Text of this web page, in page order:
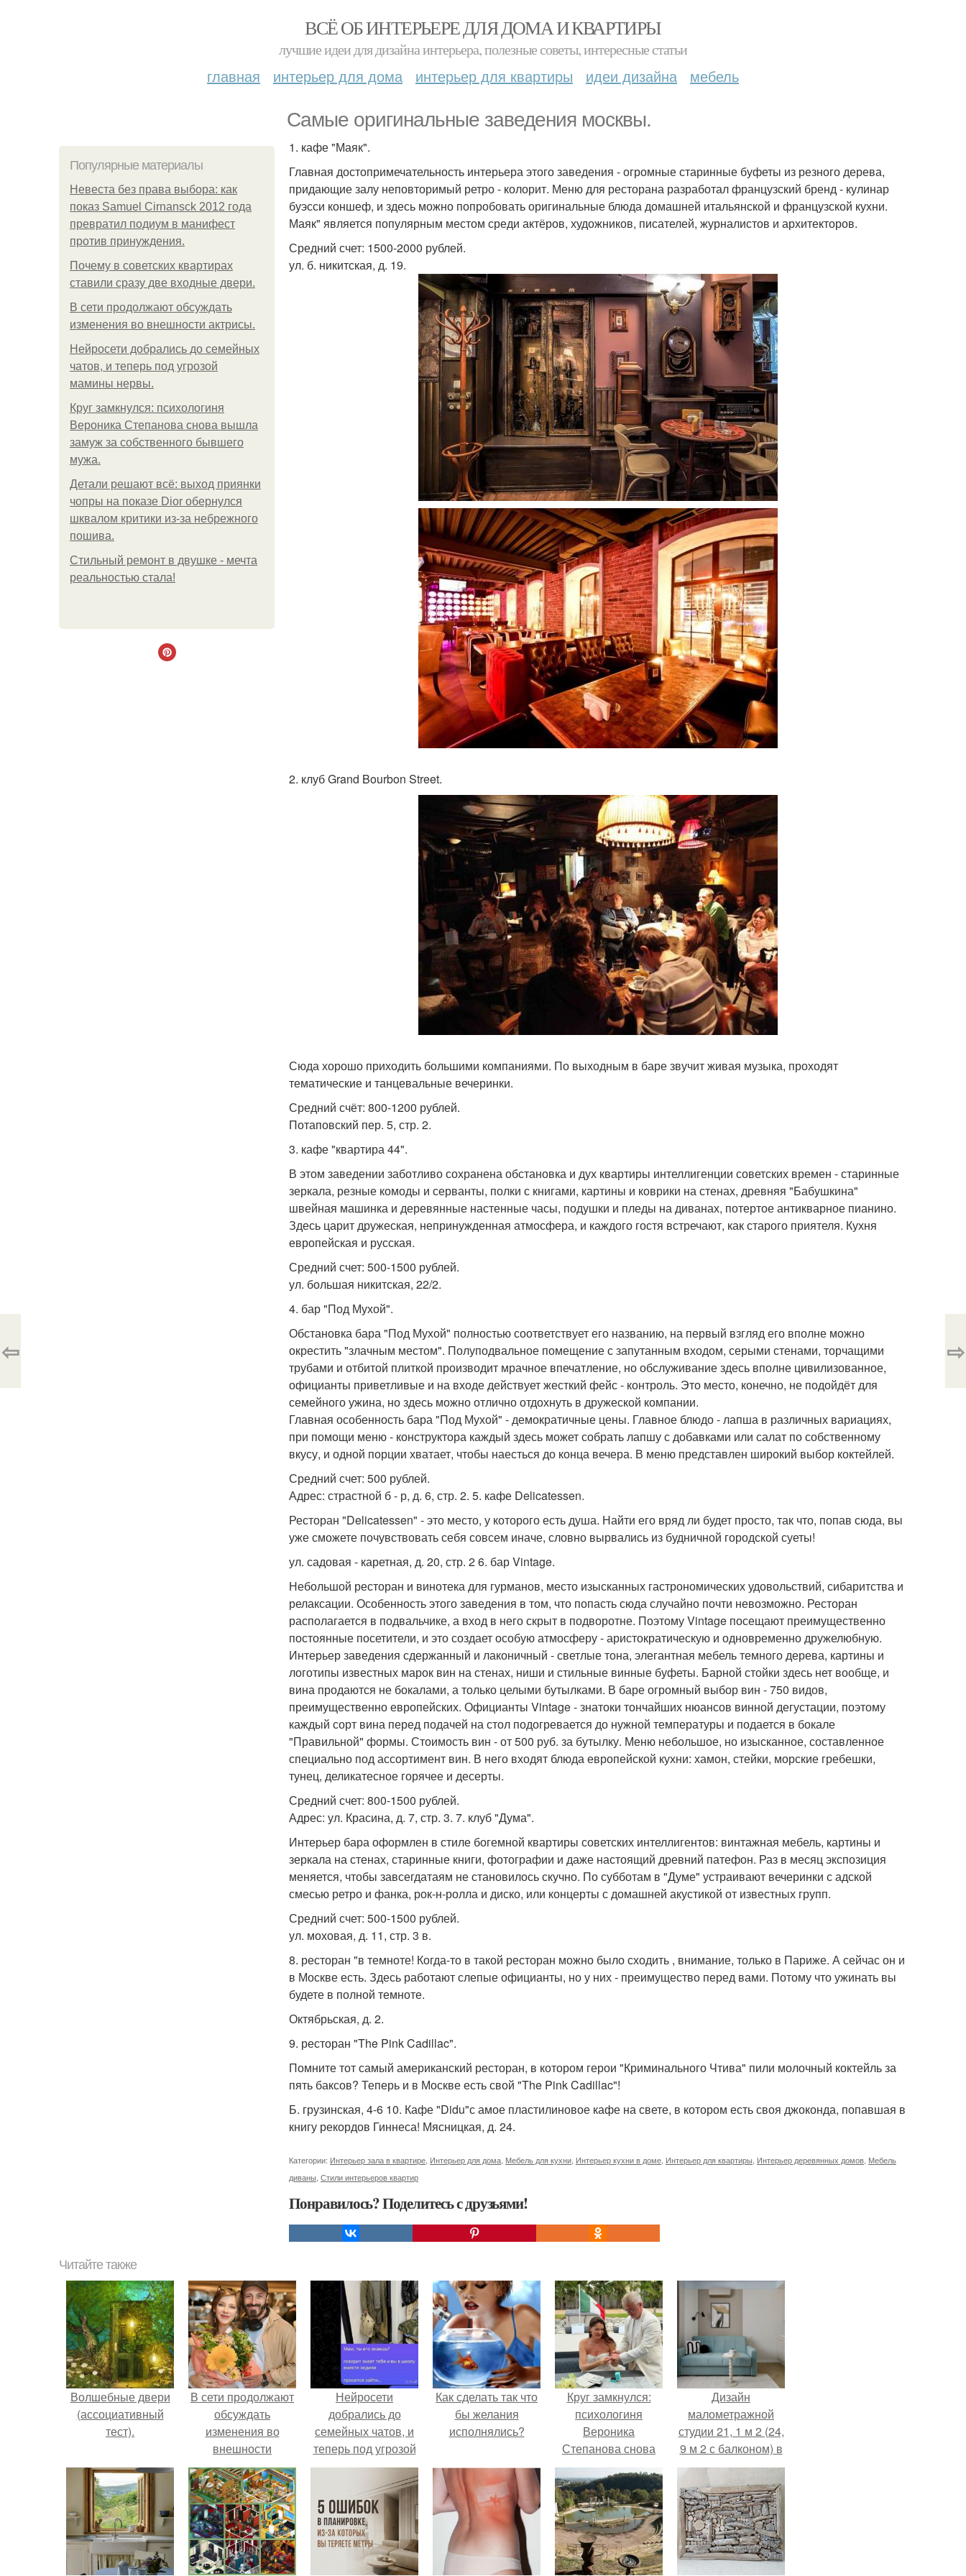
ВСЁ ОБ ИНТЕРЬЕРЕ ДЛЯ ДОМА И КВАРТИРЫ
лучшие идеи для дизайна интерьера, полезные советы, интересные статьи
главная интерьер для дома интерьер для квартиры идеи дизайна мебель
Самые оригинальные заведения москвы.
Популярные материалы
Невеста без права выбора: как
показ Samuel Cirnansck 2012 года
превратил подиум в манифест
против принуждения.
Почему в советских квартирах
ставили сразу две входные двери.
В сети продолжают обсуждать
изменения во внешности актрисы.
Нейросети добрались до семейных
чатов, и теперь под угрозой
мамины нервы.
Круг замкнулся: психологиня
Вероника Степанова снова вышла
замуж за собственного бывшего
мужа.
Детали решают всё: выход приянки
чопры на показе Dior обернулся
шквалом критики из-за небрежного
пошива.
Стильный ремонт в двушке - мечта
реальностью стала!
1. кафе "Маяк".
Главная достопримечательность интерьера этого заведения - огромные старинные буфеты из резного дерева,
придающие залу неповторимый ретро - колорит. Меню для ресторана разработал французский бренд - кулинар
буэсси коншеф, и здесь можно попробовать оригинальные блюда домашней итальянской и французской кухни.
Маяк" является популярным местом среди актёров, художников, писателей, журналистов и архитекторов.
Средний счет: 1500-2000 рублей.
ул. б. никитская, д. 19.
2. клуб Grand Bourbon Street.
Сюда хорошо приходить большими компаниями. По выходным в баре звучит живая музыка, проходят
тематические и танцевальные вечеринки.
Средний счёт: 800-1200 рублей.
Потаповский пер. 5, стр. 2.
3. кафе "квартира 44".
В этом заведении заботливо сохранена обстановка и дух квартиры интеллигенции советских времен - старинные
зеркала, резные комоды и серванты, полки с книгами, картины и коврики на стенах, древняя "Бабушкина"
швейная машинка и деревянные настенные часы, подушки и пледы на диванах, потертое антикварное пианино.
Здесь царит дружеская, непринужденная атмосфера, и каждого гостя встречают, как старого приятеля. Кухня
европейская и русская.
Средний счет: 500-1500 рублей.
ул. большая никитская, 22/2.
4. бар "Под Мухой".
Обстановка бара "Под Мухой" полностью соответствует его названию, на первый взгляд его вполне можно
окрестить "злачным местом". Полуподвальное помещение с запутанным входом, серыми стенами, торчащими
трубами и отбитой плиткой производит мрачное впечатление, но обслуживание здесь вполне цивилизованное,
официанты приветливые и на входе действует жесткий фейс - контроль. Это место, конечно, не подойдёт для
семейного ужина, но здесь можно отлично отдохнуть в дружеской компании.
Главная особенность бара "Под Мухой" - демократичные цены. Главное блюдо - лапша в различных вариациях,
при помощи меню - конструктора каждый здесь может собрать лапшу с добавками или салат по собственному
вкусу, и одной порции хватает, чтобы наесться до конца вечера. В меню представлен широкий выбор коктейлей.
Средний счет: 500 рублей.
Адрес: страстной б - р, д. 6, стр. 2. 5. кафе Delicatessen.
Ресторан "Delicatessen" - это место, у которого есть душа. Найти его вряд ли будет просто, так что, попав сюда, вы
уже сможете почувствовать себя совсем иначе, словно вырвались из будничной городской суеты!
ул. садовая - каретная, д. 20, стр. 2 6. бар Vintage.
Небольшой ресторан и винотека для гурманов, место изысканных гастрономических удовольствий, сибаритства и
релаксации. Особенность этого заведения в том, что попасть сюда случайно почти невозможно. Ресторан
располагается в подвальчике, а вход в него скрыт в подворотне. Поэтому Vintage посещают преимущественно
постоянные посетители, и это создает особую атмосферу - аристократическую и одновременно дружелюбную.
Интерьер заведения сдержанный и лаконичный - светлые тона, элегантная мебель темного дерева, картины и
логотипы известных марок вин на стенах, ниши и стильные винные буфеты. Барной стойки здесь нет вообще, и
вина продаются не бокалами, а только целыми бутылками. В баре огромный выбор вин - 750 видов,
преимущественно европейских. Официанты Vintage - знатоки тончайших нюансов винной дегустации, поэтому
каждый сорт вина перед подачей на стол подогревается до нужной температуры и подается в бокале
"Правильной" формы. Стоимость вин - от 500 руб. за бутылку. Меню небольшое, но изысканное, составленное
специально под ассортимент вин. В него входят блюда европейской кухни: хамон, стейки, морские гребешки,
тунец, деликатесное горячее и десерты.
Средний счет: 800-1500 рублей.
Адрес: ул. Красина, д. 7, стр. 3. 7. клуб "Дума".
Интерьер бара оформлен в стиле богемной квартиры советских интеллигентов: винтажная мебель, картины и
зеркала на стенах, старинные книги, фотографии и даже настоящий древний патефон. Раз в месяц экспозиция
меняется, чтобы завсегдатаям не становилось скучно. По субботам в "Думе" устраивают вечеринки с адской
смесью ретро и фанка, рок-н-ролла и диско, или концерты с домашней акустикой от известных групп.
Средний счет: 500-1500 рублей.
ул. моховая, д. 11, стр. 3 в.
8. ресторан "в темноте! Когда-то в такой ресторан можно было сходить , внимание, только в Париже. А сейчас он и
в Москве есть. Здесь работают слепые официанты, но у них - преимущество перед вами. Потому что ужинать вы
будете в полной темноте.
Октябрьская, д. 2.
9. ресторан "The Pink Cadillac".
Помните тот самый американский ресторан, в котором герои "Криминального Чтива" пили молочный коктейль за
пять баксов? Теперь и в Москве есть свой "The Pink Cadillac"!
Б. грузинская, 4-6 10. Кафе "Didu"с амое пластилиновое кафе на свете, в котором есть своя джоконда, попавшая в
книгу рекордов Гиннеса! Мясницкая, д. 24.
Категории: Интерьер зала в квартире Интерьер для дома Мебель для кухни Интерьер кухни в доме Интерьер для квартиры Интерьер деревянных домов Мебель
диваны Стили интерьеров квартир
Понравилось? Поделитесь с друзьями!
⇦ ⇨
Читайте также
Волшебные двери
(ассоциативный
тест).
В сети продолжают
обсуждать
изменения во
внешности
актрисы.
Нейросети
добрались до
семейных чатов, и
теперь под угрозой
мамины нервы.
Как сделать так что
бы желания
исполнялись?
Круг замкнулся:
психологиня
Вероника
Степанова снова
вышла замуж за
собственного
бывшего мужа.
Дизайн
малометражной
студии 21, 1 м 2 (24,
9 м 2 с балконом) в
Краснодаре.